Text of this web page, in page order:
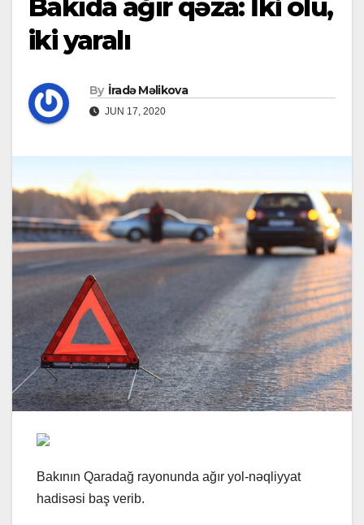
Bakıda ağır qəza: İki ölü,
iki yaralı
By İradə Məlikova
JUN 17, 2020
Bakının Qaradağ rayonunda ağır yol-nəqliyyat
hadisəsi baş verib.